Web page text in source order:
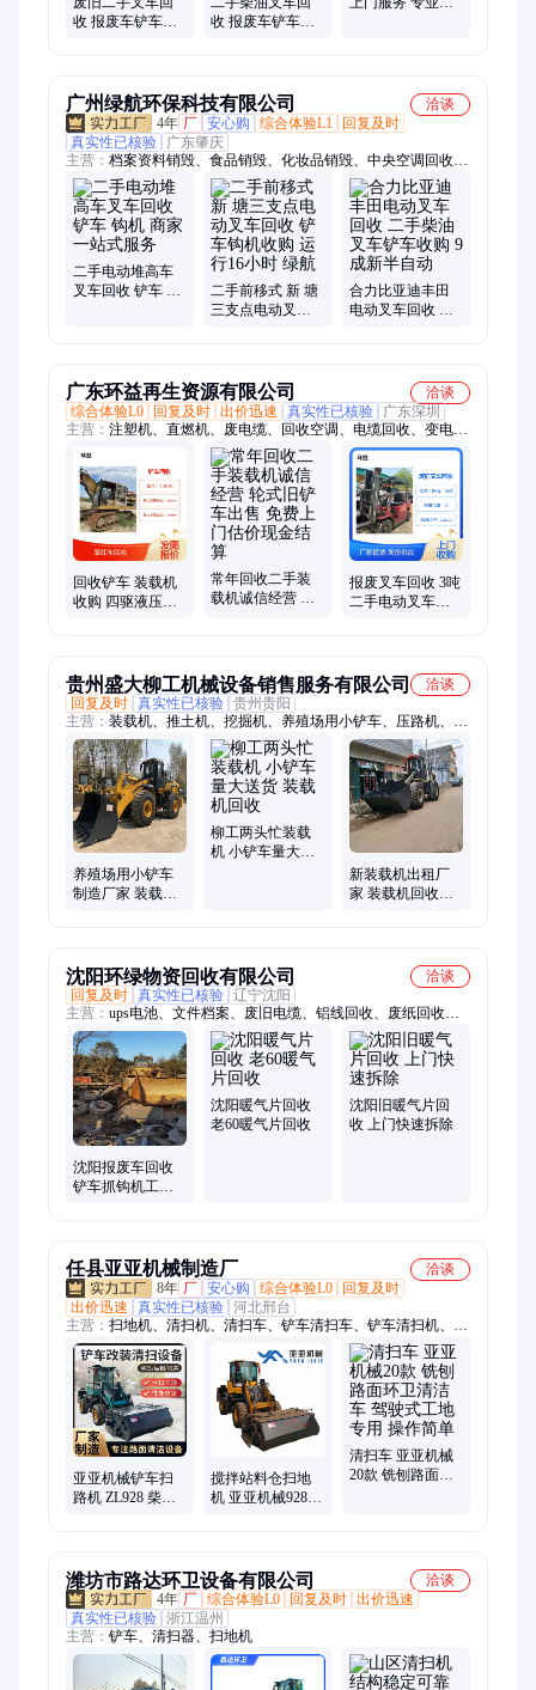
收、二手厨具回收、二手厨房设备回收、商用厨具回收、制冷设
收 报废车铲车挂
收 报废车铲车挂
广州绿航环保科技有限公司
洽谈
4年 厂 安心购 综合体验L1
回复及时
真实性已核验
广东肇庆
主营： 档案资料销毁、食品销毁、化妆品销毁、中央空调回收、
变压器回收、发电机回收、电缆回收、充电桩回收、工厂设备回
收、电子产品销毁、硬盘销毁
二手电动堆高车
叉车回收 铲车 钩
二手前移式 新 塘
三支点电动叉车
合力比亚迪丰田
电动叉车回收 二
广东环益再生资源有限公司
洽谈
综合体验L0
回复及时 出价迅速 真实性已核验
广东深圳
主营： 注塑机、直燃机、废电缆、回收空调、电缆回收、变电站
回收、电缆线回收、电力电房、二手箱变、水冷柜机、电缆电
线、二手电柜、变压器拆除、二手电缆线、配电房设备、螺杆式
空调、二手发电机、二手配电柜、电子厂设备、二手压铸机、高
压配电室、制药厂设备
回收铲车 装载机
收购 四驱液压机
常年回收二手装
载机诚信经营 轮
报废叉车回收 3吨
二手电动叉车回
贵州盛大柳工机械设备销售服务有限公司
洽谈
回复及时 真实性已核验 贵州贵阳
主营： 装载机、推土机、挖掘机、养殖场用小铲车、压路机、配
件维修、高空作业平台、平地机、滑移装载机、叉车、侧卸装载
机、正面吊、臂架泵车、混凝土搅拌罐车、泵车、移动破碎分筛
设备、摊铺机、铣刨机、矿卡、起重机、空压机、电动装载机、
电动叉车、电动挖掘机、电动压路机
养殖场用小铲车
制造厂家 装载机
柳工两头忙装载
机 小铲车量大送
新装载机出租厂
家 装载机回收新
沈阳环绿物资回收有限公司
洽谈
回复及时 真实性已核验 辽宁沈阳
主营： ups电池、文件档案、废旧电缆、铝线回收、废纸回收、
电瓶回收、废铜回收、废铁回收、配电箱回收、回收暖气片、电
缆线回收、废旧配电柜、废旧暖气片、废旧变压器
沈阳报废车回收
铲车抓钩机工程
沈阳暖气片回收
老60暖气片回收
沈阳旧暖气片回
收 上门快速拆除
任县亚亚机械制造厂
洽谈
8年 厂 安心购 综合体验L0
回复及时
出价迅速
真实性已核验 河北邢台
主营： 扫地机、清扫机、清扫车、铲车清扫车、铲车清扫机、铲
车扫地机、铲车扫地车、铲车扫路车、铲车扫路机、扫地车、扫
路车、扫路机、装载机清扫车、装载机清扫机、装载机扫地车、
装载机扫地机、装载机扫路车、装载机扫路机、滑移清扫机、滑
移清扫车、亚亚山猫清扫机、亚亚山猫清扫车
亚亚机械铲车扫
路机 ZL928 柴油
搅拌站料仓扫地
机 亚亚机械928
清扫车 亚亚机械
20款 铣刨路面环
潍坊市路达环卫设备有限公司
洽谈
4年 厂 综合体验L0 回复及时 出价迅速
真实性已核验 浙江温州
主营： 铲车、清扫器、扫地机